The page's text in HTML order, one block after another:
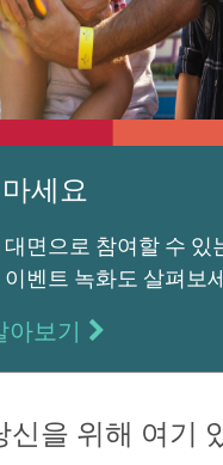
세요
면으로 참여할 수 있
벤트 녹화도 살펴보
아보기
신을 위해 여기